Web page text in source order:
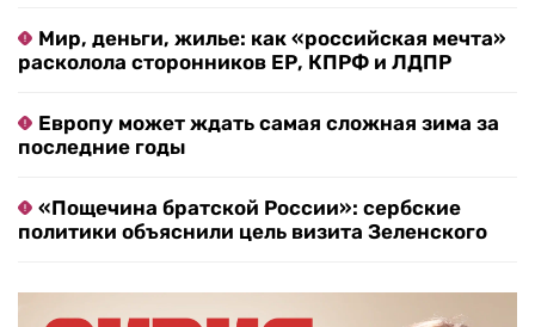
Мир, деньги, жилье: как «российская мечта»
расколола сторонников ЕР, КПРФ и ЛДПР
Европу может ждать самая сложная зима за
последние годы
«Пощечина братской России»: сербские
политики объяснили цель визита Зеленского